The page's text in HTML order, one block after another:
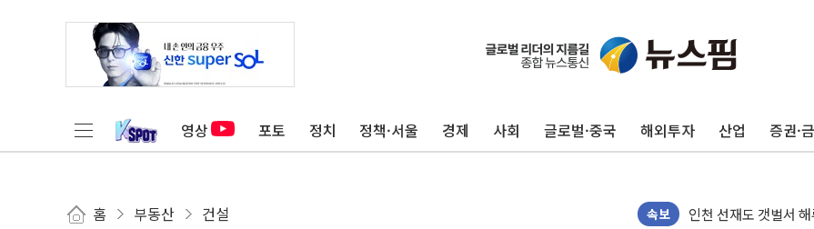
영상 포토 정치 정책·서울 경제 사회 글로벌·중국 해외투자 산업 증권·
홈 부동산 건설 속보
폐기물 수거하다 참변
서울 중랑구 주택가
여수 오동도 인근 해
추미애, '위안부' 피해
인천서 말다툼 중 어